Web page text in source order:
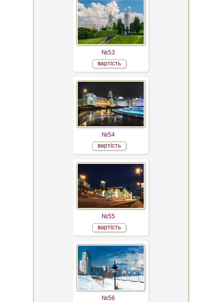
№53
вартість
№54
вартість
№55
вартість
№56